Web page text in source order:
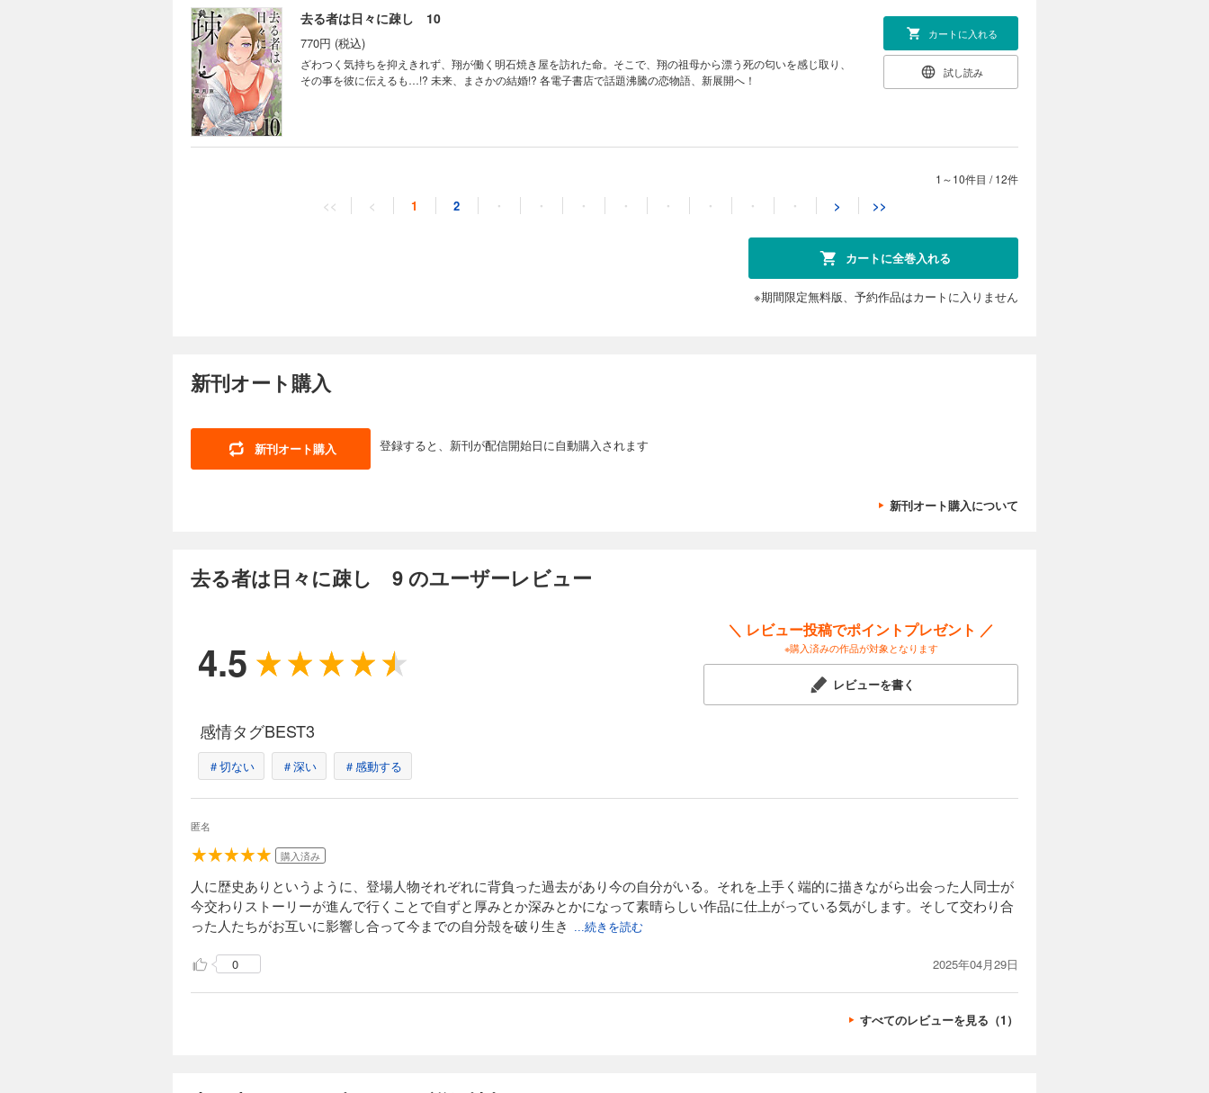
去る者は日々に疎し 10
770円 (税込)
ざわつく気持ちを抑えきれず、翔が働く明石焼き屋を訪れた命。そこで、翔の祖母から漂う死の匂いを感じ取り、
その事を彼に伝えるも…!? 未来、まさかの結婚!? 各電子書店で話題沸騰の恋物語、新展開へ！
カートに入れる
試し読み
祖母の余命宣告や命への嫉妬心によって、取り乱してしまった翔。その後、未来の一喝を受けた彼は大切なものを
いて…。 大切な家族に終わりが近づく時、あなたは何を伝えますか？愛と終を巡る追憶の恋物語、哀切の第11巻。
カートに入れる
翔からの後押しを受け、病院での約束通り命に改めて連絡しようとする未来。しかし命と女子アナ・里恵との熱愛
1～10件目 /12件
<< < 1 2 ・ ・ ・ ・ ・ ・ ・ ・ > >>
カートに全巻入れる
※期間限定無料版、予約作品はカートに入りません
新刊オート購入
新刊オート購入 登録すると、新刊が配信開始日に自動購入されます
新刊オート購入について
去る者は日々に疎し 9 のユーザーレビュー
4.5
＼ レビュー投稿でポイントプレゼント ／
※購入済みの作品が対象となります
レビューを書く
感情タグBEST3
＃切ない ＃深い ＃感動する
匿名
購入済み
人に歴史ありというように、登場人物それぞれに背負った過去があり今の自分がいる。それを上手く端的に描きながら出会った人同士が
今交わりストーリーが進んで行くことで自ずと厚みとか深みとかになって素晴らしい作品に仕上がっている気がします。そして交わり合
った人たちがお互いに影響し合って今までの自分殻を破り生き
...続きを読む
0 2025年04月29日
すべてのレビューを見る（1）